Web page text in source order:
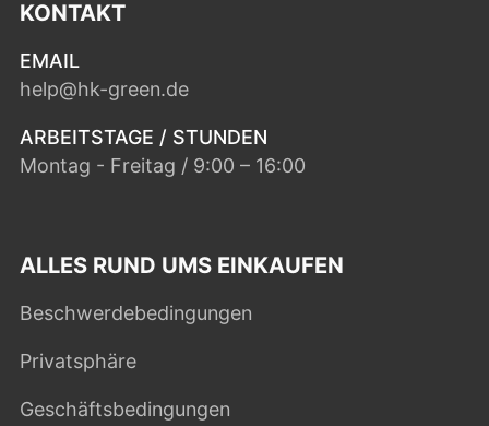
KONTAKT
EMAIL
help@hk-green.de
ARBEITSTAGE / STUNDEN
Montag - Freitag / 9:00 – 16:00
ALLES RUND UMS EINKAUFEN
Beschwerdebedingungen
Privatsphäre
Geschäftsbedingungen